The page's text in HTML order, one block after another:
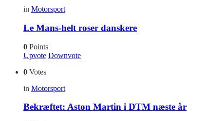
in Motorsport
Le Mans-helt roser danskere
0 Points
Upvote Downvote
0 Votes
in Motorsport
Bekræftet: Aston Martin i DTM næste år